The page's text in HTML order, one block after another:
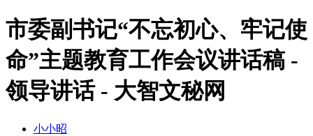
市委副书记“不忘初心、牢记使
命”主题教育工作会议讲话稿 -
领导讲话 - 大智文秘网
小小昭